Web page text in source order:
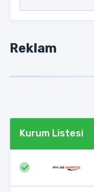
Reklam
Kurum Listesi